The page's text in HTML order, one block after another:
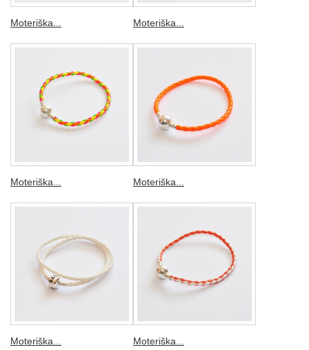
Moteriška... Moteriška...
Moteriška... Moteriška...
Moteriška... Moteriška...